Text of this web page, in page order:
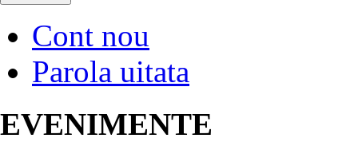
Cont nou
Parola uitata
EVENIMENTE